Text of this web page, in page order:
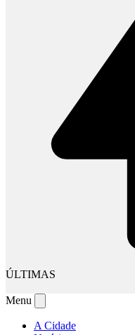
ÚLTIMAS
Menu
A Cidade